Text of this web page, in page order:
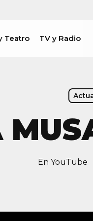
Teatro TV y Radio
En YouTube